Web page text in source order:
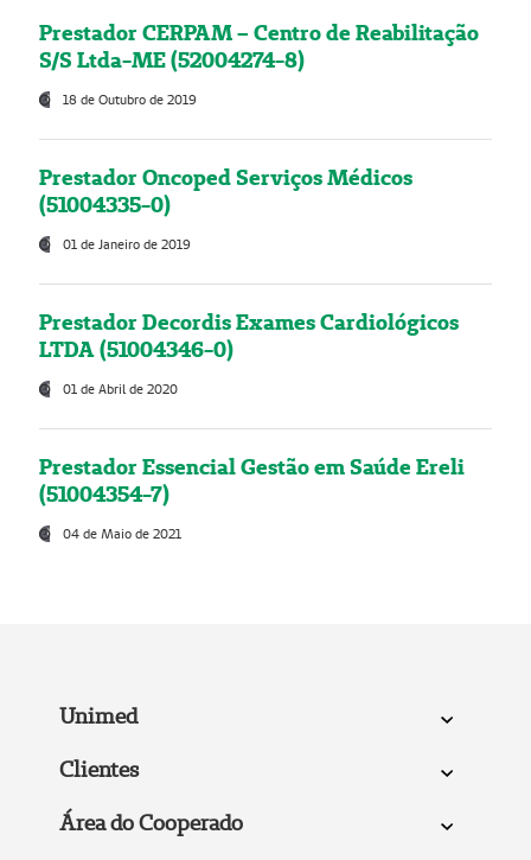
Prestador CERPAM – Centro de Reabilitação
S/S Ltda-ME (52004274-8)
18 de Outubro de 2019
Prestador Oncoped Serviços Médicos
(51004335-0)
01 de Janeiro de 2019
Prestador Decordis Exames Cardiológicos
LTDA (51004346-0)
01 de Abril de 2020
Prestador Essencial Gestão em Saúde Ereli
(51004354-7)
04 de Maio de 2021
Unimed
Clientes
Área do Cooperado